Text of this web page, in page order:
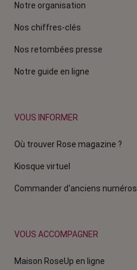
Notre organisation
Nos chiffres-clés
Nos retombées presse
Notre guide en ligne
VOUS INFORMER
Où trouver Rose magazine ?
Kiosque virtuel
Commander d'anciens numéros
VOUS ACCOMPAGNER
Maison RoseUp en ligne